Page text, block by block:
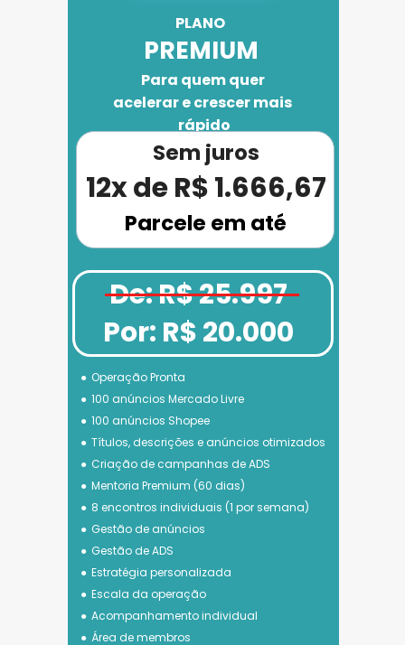
PLANO
PREMIUM
Operação Pronta
100 anúncios Mercado Livre
100 anúncios Shopee
Títulos, descrições e anúncios otimizados
Criação de campanhas de ADS
Mentoria Premium (60 dias)
8 encontros individuais (1 por semana)
Gestão de anúncios
Gestão de ADS
Estratégia personalizada
Escala da operação
Acompanhamento individual
Área de membros
Para quem quer
acelerar e crescer mais
rápido
Parcele em até
12x de R$ 1.666,67
Sem juros
De: R$ 25.997
Por: R$ 20.000